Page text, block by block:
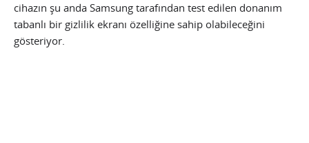
cihazın şu anda Samsung tarafından test edilen donanım
tabanlı bir gizlilik ekranı özelliğine sahip olabileceğini
gösteriyor.